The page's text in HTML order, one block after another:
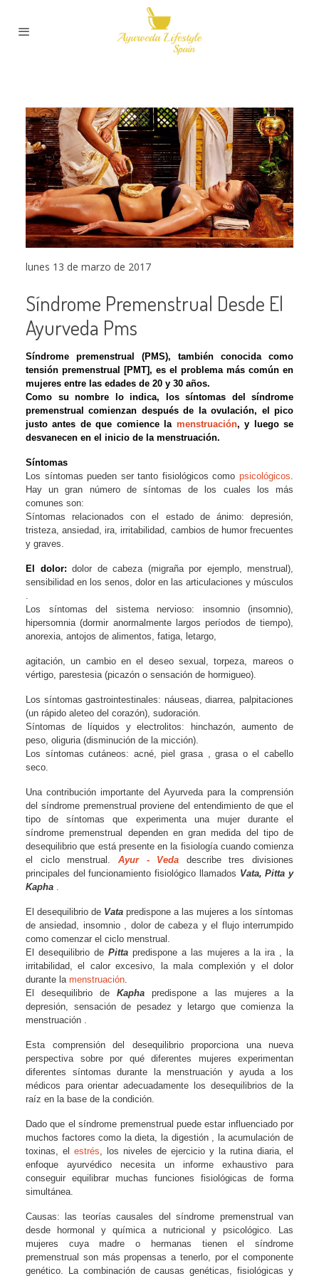
lunes 13 de marzo de 2017
Síndrome Premenstrual Desde El
Ayurveda Pms
Síndrome premenstrual (PMS), también conocida como
tensión premenstrual [PMT], es el problema más común en
mujeres entre las edades de 20 y 30 años.
Como su nombre lo indica, los síntomas del síndrome
premenstrual comienzan después de la ovulación, el pico
justo antes de que comience la menstruación, y luego se
desvanecen en el inicio de la menstruación.
Síntomas
Los síntomas pueden ser tanto fisiológicos como psicológicos.
Hay un gran número de síntomas de los cuales los más
comunes son:
Síntomas relacionados con el estado de ánimo: depresión,
tristeza, ansiedad, ira, irritabilidad, cambios de humor frecuentes
y graves.
El dolor: dolor de cabeza (migraña por ejemplo, menstrual),
sensibilidad en los senos, dolor en las articulaciones y músculos
.
Los síntomas del sistema nervioso: insomnio (insomnio),
hipersomnia (dormir anormalmente largos períodos de tiempo),
anorexia, antojos de alimentos, fatiga, letargo,
agitación, un cambio en el deseo sexual, torpeza, mareos o
vértigo, parestesia (picazón o sensación de hormigueo).
Los síntomas gastrointestinales: náuseas, diarrea, palpitaciones
(un rápido aleteo del corazón), sudoración.
Síntomas de líquidos y electrolitos: hinchazón, aumento de
peso, oliguria (disminución de la micción).
Los síntomas cutáneos: acné, piel grasa , grasa o el cabello
seco.
Una contribución importante del Ayurveda para la comprensión
del síndrome premenstrual proviene del entendimiento de que el
tipo de síntomas que experimenta una mujer durante el
síndrome premenstrual dependen en gran medida del tipo de
desequilibrio que está presente en la fisiología cuando comienza
el ciclo menstrual. Ayur - Veda describe tres divisiones
principales del funcionamiento fisiológico llamados Vata, Pitta y
Kapha .
El desequilibrio de Vata predispone a las mujeres a los síntomas
de ansiedad, insomnio , dolor de cabeza y el flujo interrumpido
como comenzar el ciclo menstrual.
El desequilibrio de Pitta predispone a las mujeres a la ira , la
irritabilidad, el calor excesivo, la mala complexión y el dolor
durante la menstruación.
El desequilibrio de Kaphapredispone a las mujeres a la
depresión, sensación de pesadez y letargo que comienza la
menstruación .
Esta comprensión del desequilibrio proporciona una nueva
perspectiva sobre por qué diferentes mujeres experimentan
diferentes síntomas durante la menstruación y ayuda a los
médicos para orientar adecuadamente los desequilibrios de la
raíz en la base de la condición.
Dado que el síndrome premenstrual puede estar influenciado por
muchos factores como la dieta, la digestión , la acumulación de
toxinas, el estrés, los niveles de ejercicio y la rutina diaria, el
enfoque ayurvédico necesita un informe exhaustivo para
conseguir equilibrar muchas funciones fisiológicas de forma
simultánea.
Causas: las teorías causales del síndrome premenstrual van
desde hormonal y química a nutricional y psicológico. Las
mujeres cuya madre o hermanas tienen el síndrome
premenstrual son más propensas a tenerlo, por el componente
genético. La combinación de causas genéticas, fisiológicas y